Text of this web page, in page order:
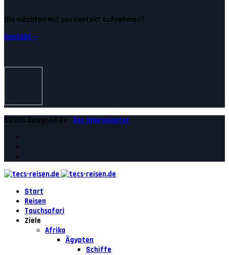
Sie möchten mit uns Kontakt aufnehmen?
Kontakt —
©2026 Designed By Der Improvisator
Start
Reisen
Tauchsafari
Ziele
Afrika
Ägypten
Schiffe